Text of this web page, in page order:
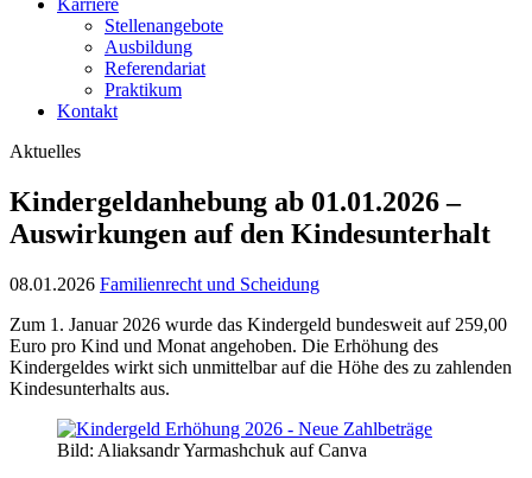
Karriere
Stellenangebote
Ausbildung
Referendariat
Praktikum
Kontakt
Aktuelles
Kindergeldanhebung ab 01.01.2026 –
Auswirkungen auf den Kindesunterhalt
08.01.2026 Familienrecht und Scheidung
Zum 1. Januar 2026 wurde das Kindergeld bundesweit auf 259,00
Euro pro Kind und Monat angehoben. Die Erhöhung des
Kindergeldes wirkt sich unmittelbar auf die Höhe des zu zahlenden
Kindesunterhalts aus.
Bild: Aliaksandr Yarmashchuk auf Canva